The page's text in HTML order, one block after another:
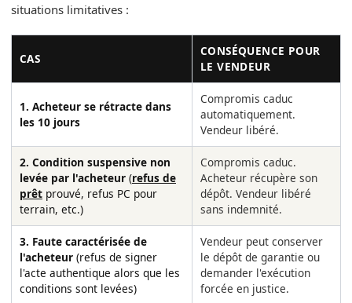
situations limitatives :
CAS
CONSÉQUENCE POUR
LE VENDEUR
1. Acheteur se rétracte dans
les 10 jours
Compromis caduc
automatiquement.
Vendeur libéré.
2. Condition suspensive non
levée par l'acheteur (refus de
prêt prouvé, refus PC pour
terrain, etc.)
Compromis caduc.
Acheteur récupère son
dépôt. Vendeur libéré
sans indemnité.
3. Faute caractérisée de
l'acheteur (refus de signer
l'acte authentique alors que les
conditions sont levées)
Vendeur peut conserver
le dépôt de garantie ou
demander l'exécution
forcée en justice.